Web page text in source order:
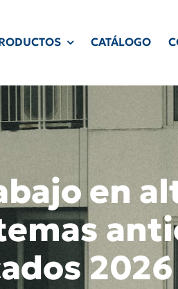
CATÁLOGO
en
2026